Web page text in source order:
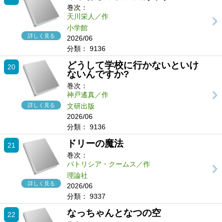
詳しく見る
巻次：
天川栄人／作
小学館
2026/06
分類：
9136
20
詳しく見る
どうして学校に行かないといけ
ないんですか?
巻次：
神戸遙真／作
文研出版
2026/06
分類：
9136
21
詳しく見る
ドリーの魔法
巻次：
パトリシア・クームス／作
理論社
2026/06
分類：
9337
22 なっちゃんとなつの空